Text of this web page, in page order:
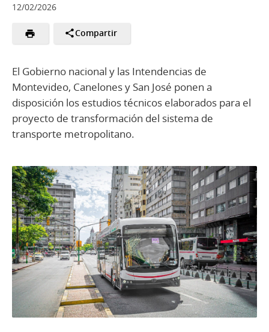
12/02/2026
Compartir
El Gobierno nacional y las Intendencias de
Montevideo, Canelones y San José ponen a
disposición los estudios técnicos elaborados para el
proyecto de transformación del sistema de
transporte metropolitano.